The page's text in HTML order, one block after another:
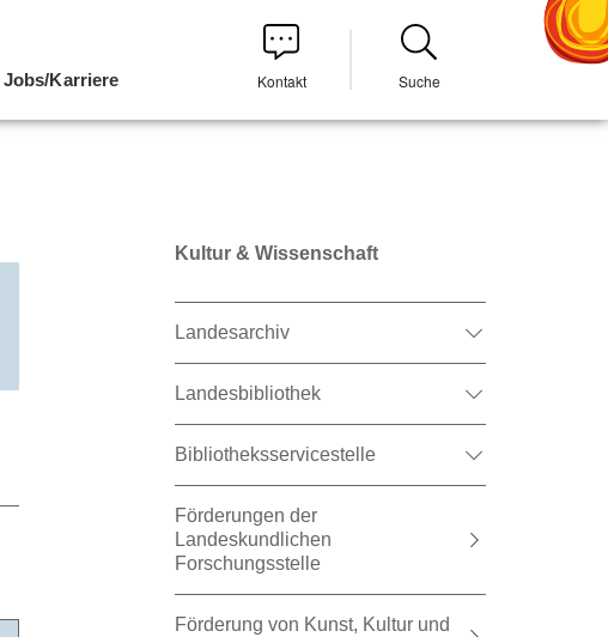
Jobs/Karriere Kontakt Suche
Kultur & Wissenschaft
Landesarchiv
Landesbibliothek
Bibliotheksservicestelle
Förderungen der
Landeskundlichen
Forschungsstelle
Förderung von Kunst, Kultur und